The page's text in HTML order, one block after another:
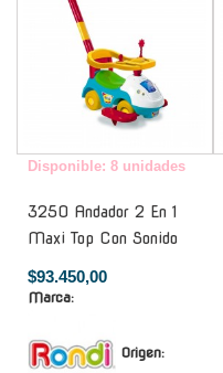
Disponible: 8 unidades
3250 Andador 2 En 1
Maxi Top Con Sonido
$93.450,00
Marca:
Origen: